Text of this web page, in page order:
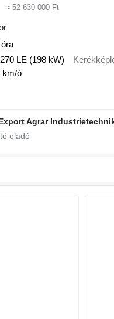
≈ 52 630 000 Ft
270 LE (198 kW)
km/ó
Agrar